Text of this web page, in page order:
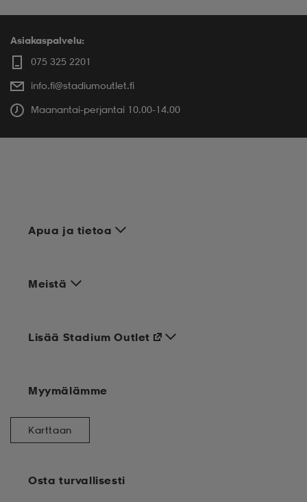
Asiakaspalvelu:
075 325 2201
info.fi@stadiumoutlet.fi
Maanantai-perjantai 10.00-14.00
Apua ja tietoa
Meistä
Osta turvallisesti
Lisää Stadium Outlet
Myymälämme
Karttaan